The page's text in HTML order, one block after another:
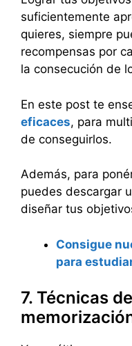
suficientemente
quieres, siempre
recompensas por
la consecución de
En este post te
eficaces, para
de conseguirlos.
Además, para
puedes descargar
diseñar tus
Consigue
para
7. Técnicas